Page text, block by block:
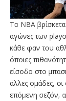
Το ΝΒΑ
αγώνες των
κάθε φαν του
όποιες
είσοδο στο
άλλες ομάδες,
επόμενη σεζόν,